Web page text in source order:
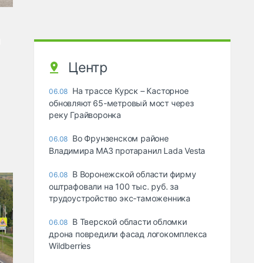
Центр
06.08 На трассе Курск – Касторное
обновляют 65-метровый мост через
реку Грайворонка
06.08 Во Фрунзенском районе
Владимира МАЗ протаранил Lada Vesta
06.08 В Воронежской области фирму
оштрафовали на 100 тыс. руб. за
трудоустройство экс-таможенника
06.08 В Тверской области обломки
дрона повредили фасад логокомплекса
Wildberries